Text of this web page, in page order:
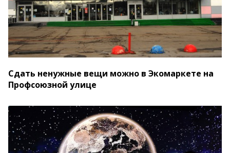
Сдать ненужные вещи можно в Экомаркете на
Профсоюзной улице